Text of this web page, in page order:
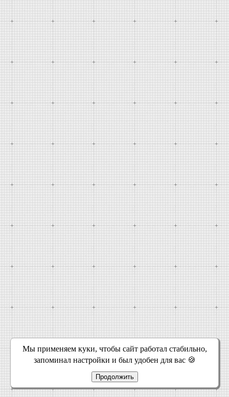
Мы применяем куки, чтобы сайт работал стабильно,
запоминал настройки и был удобен для вас 🍪
Продолжить